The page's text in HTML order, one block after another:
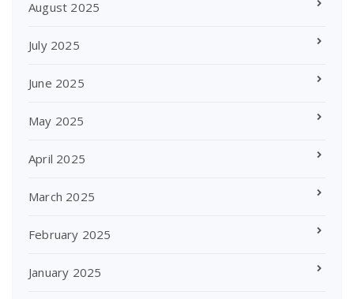
August 2025
July 2025
June 2025
May 2025
April 2025
March 2025
February 2025
January 2025